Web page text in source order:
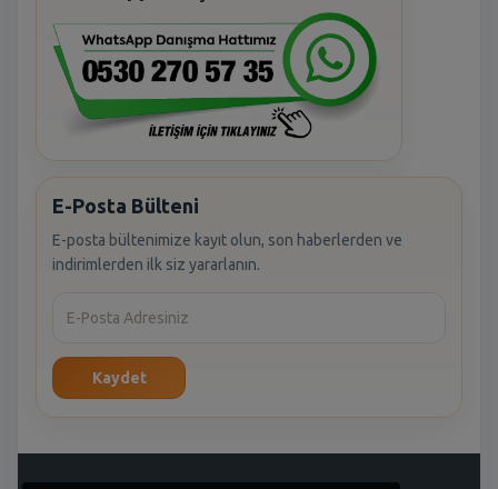
E-Posta Bülteni
E-posta bültenimize kayıt olun, son haberlerden ve
indirimlerden ilk siz yararlanın.
Kaydet